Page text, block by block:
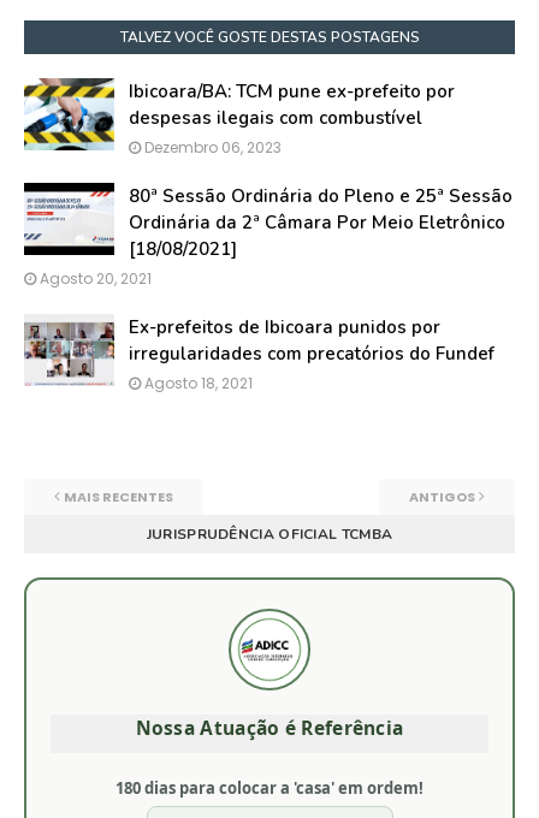
TALVEZ VOCÊ GOSTE DESTAS POSTAGENS
Ibicoara/BA: TCM pune ex-prefeito por
despesas ilegais com combustível
Dezembro 06, 2023
80ª Sessão Ordinária do Pleno e 25ª Sessão
Ordinária da 2ª Câmara Por Meio Eletrônico
[18/08/2021]
Agosto 20, 2021
Ex-prefeitos de Ibicoara punidos por
irregularidades com precatórios do Fundef
Agosto 18, 2021
MAIS RECENTES
ANTIGOS
JURISPRUDÊNCIA OFICIAL TCMBA
Nossa Atuação é Referência
180 dias para colocar a 'casa' em ordem!